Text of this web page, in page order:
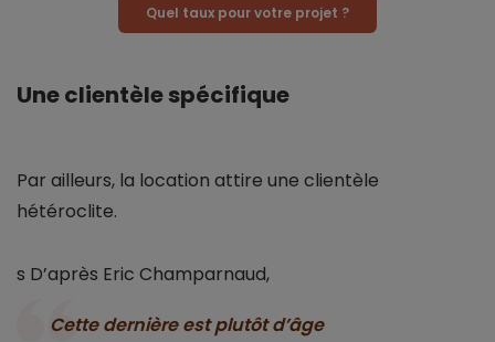
Quel taux pour votre projet ?
Une clientèle spécifique
Par ailleurs, la location attire une clientèle
hétéroclite.
s D’après Eric Champarnaud,
Cette dernière est plutôt d’âge